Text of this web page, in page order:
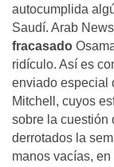
autocumplida
Saudí. Arab News
fracasado
ridículo. Así es
enviado especial
Mitchell, cuyos
sobre la cuestión
derrotados la
manos vacías,